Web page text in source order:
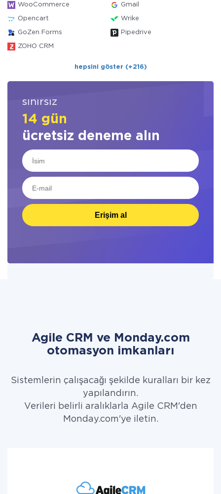
WooCommerce Gmail
Opencart Wrike
GoZen Forms Pipedrive
ZOHO CRM
hepsini göster (+216)
sınırsız
14 gün
ücretsiz deneme alın
Erişim al
Agile CRM ve Monday.com
otomasyon imkanları
Sistemlerin çalışacağı şekilde kuralları bir kez
yapılandırın.
Verileri belirli aralıklarla Agile CRM'den
Monday.com'ye iletin.